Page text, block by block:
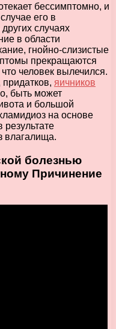
бессимптомно, и
его в
случаях
в области
гнойно-слизистые
прекращаются
человек вылечился.
яичников
быть может
и большой
на основе
влагалища.
болезнью
Причинение